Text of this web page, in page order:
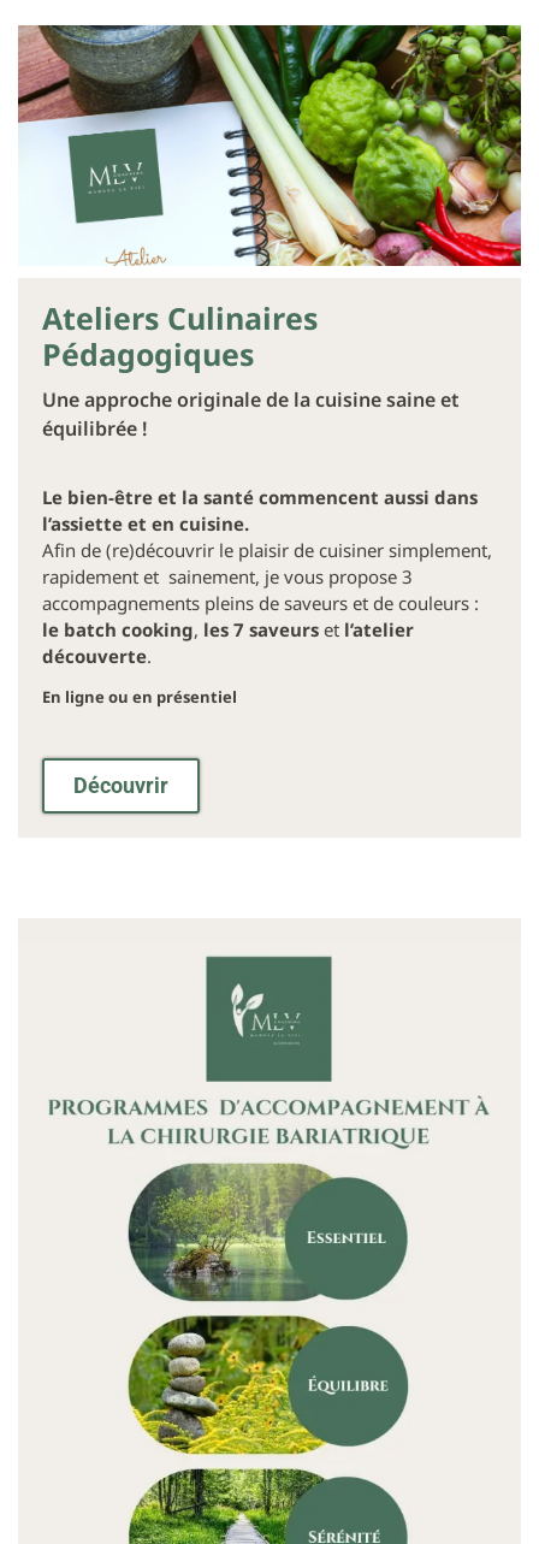
Ateliers Culinaires
Pédagogiques
Une approche originale de la cuisine saine et
équilibrée !
Le bien-être et la santé commencent aussi dans
l’assiette et en cuisine.
Afin de (re)découvrir le plaisir de cuisiner simplement,
rapidement et sainement, je vous propose 3
accompagnements pleins de saveurs et de couleurs :
le batch cooking,les 7 saveursetl’atelier
découverte.
En ligne ou en présentiel
Découvrir